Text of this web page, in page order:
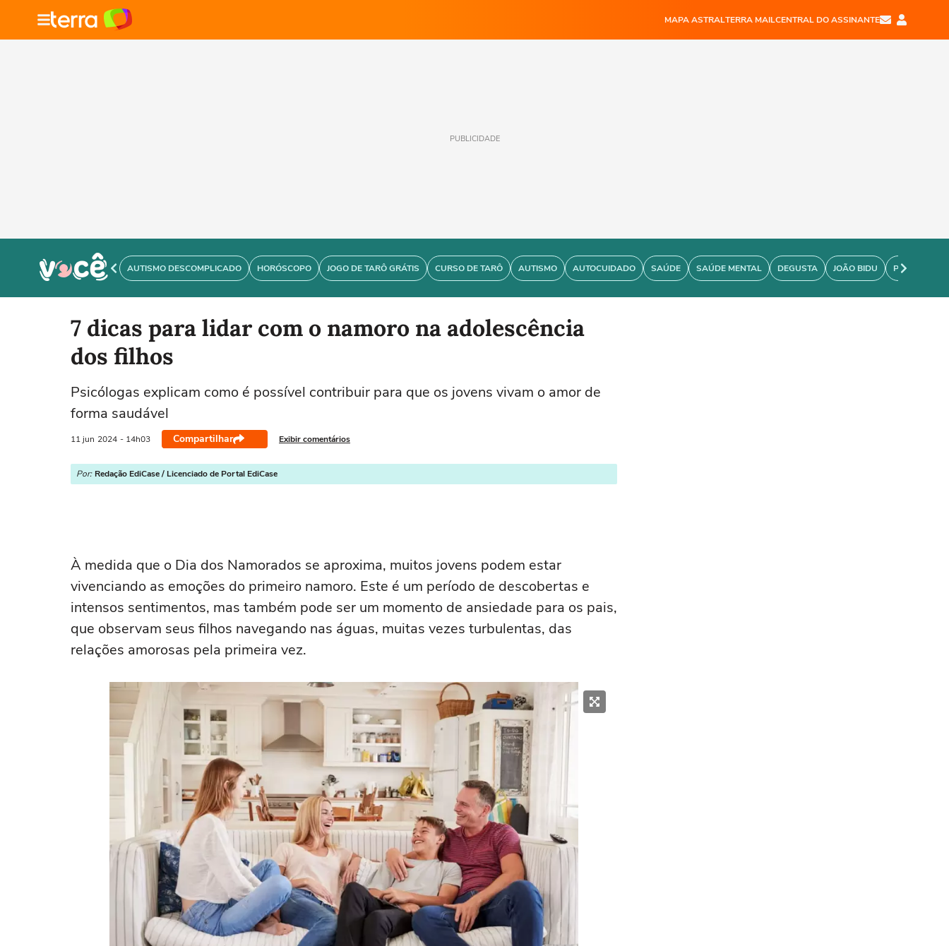
MAPA ASTRALTERRA MAILCENTRAL DO ASSINANTE
PUBLICIDADE
AUTISMO DESCOMPLICADO HORÓSCOPO JOGO DE TARÔ GRÁTIS CURSO DE TARÔ AUTISMO AUTOCUIDADO SAÚDE SAÚDE MENTAL DEGUSTA JOÃO BIDU PERSONARE
7 dicas para lidar com o namoro na adolescência
dos filhos
Psicólogas explicam como é possível contribuir para que os jovens vivam o amor de
forma saudável
11 jun 2024 - 14h03 Compartilhar Exibir comentários
Por: Redação EdiCase / Licenciado de Portal EdiCase
À medida que o Dia dos Namorados se aproxima, muitos jovens podem estar
vivenciando as emoções do primeiro namoro. Este é um período de descobertas e
intensos sentimentos, mas também pode ser um momento de ansiedade para os pais,
que observam seus filhos navegando nas águas, muitas vezes turbulentas, das
relações amorosas pela primeira vez.